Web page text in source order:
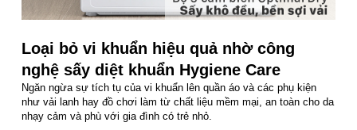
Loại bỏ vi khuẩn hiệu quả nhờ công
nghệ sấy diệt khuẩn Hygiene Care
Ngăn ngừa sự tích tụ của vi khuẩn lên quần áo và các phụ kiện
như vải lanh hay đồ chơi làm từ chất liệu mềm mại, an toàn cho da
nhạy cảm và phù với gia đình có trẻ nhỏ.